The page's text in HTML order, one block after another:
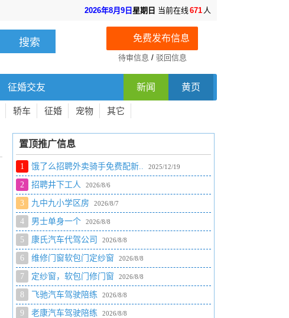
2026年8月9日 星期日 当前在线671 人
免费发布信息
待审信息 / 驳回信息
征婚交友 黄页
新闻
轿车 征婚 宠物 其它
置顶推广信息
1 饿了么招聘外卖骑手免费配新.. 2025/12/19
2 招聘井下工人 2026/8/6
3 九中九小学区房 2026/8/7
4 男士单身一个 2026/8/8
5 康氏汽车代驾公司 2026/8/8
6 维修门窗软包门定纱窗 2026/8/8
7 定纱窗，软包门修门窗 2026/8/8
8 飞驰汽车驾驶陪练 2026/8/8
9 老康汽车驾驶陪练 2026/8/8